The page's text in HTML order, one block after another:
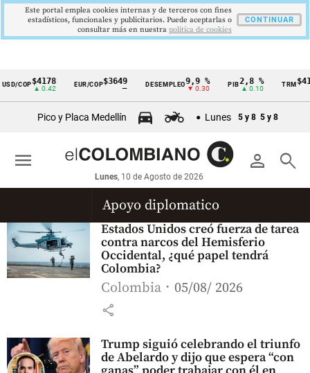
Cintillo
económicos
Colombia
COP$4178
▲ 0.42
EUR/COP$3649
—
DESEMPLEO9,9 %
▼ 0.30
PIB 2,8 %
▲ 0.10
TRM
Pico y Placa Medellín Lunes 5 y 8 5 y 8
person search
Lunes, 10 de Agosto de 2026
menu
Apoyo diplomatico
Estados Unidos creó fuerza de tarea
contra narcos del Hemisferio
Occidental, ¿qué papel tendrá
Colombia?
Colombia 05/08/ 2026
share
Trump siguió celebrando el triunfo
de Abelardo y dijo que espera “con
Este portal emplea cookies internas y de terceros con fines
estadísticos, funcionales y publicitarios. Puede aceptarlas o
consultar más en nuestra politica de cookies
CONTINUAR